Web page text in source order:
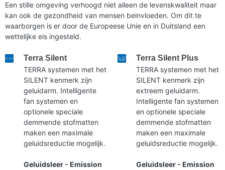
Een stille omgeving verhoogd niet alleen de levenskwaliteit maar
kan ook de gezondheid van mensen beinvloeden. Om dit te
waarborgen is er door de Europeese Unie en in Duitsland een
wettelijke eis ingesteld.
Terra Silent
TERRA systemen met het
SILENT kenmerk zijn
geluidarm. Intelligente
fan systemen en
optionele speciale
demmende stofmatten
maken een maximale
geluidsreductie mogelijk.
Geluidsleer - Emission
Terra Silent Plus
TERRA systemen met het
SILENT kenmerk zijn
extreem geluidarm.
Intelligente fan systemen
en optionele speciale
demmende stofmatten
maken een maximale
geluidsreductie mogelijk.
Geluidsleer - Emission